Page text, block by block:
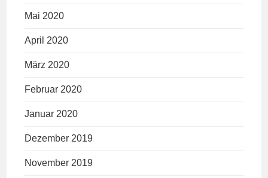
Mai 2020
April 2020
März 2020
Februar 2020
Januar 2020
Dezember 2019
November 2019